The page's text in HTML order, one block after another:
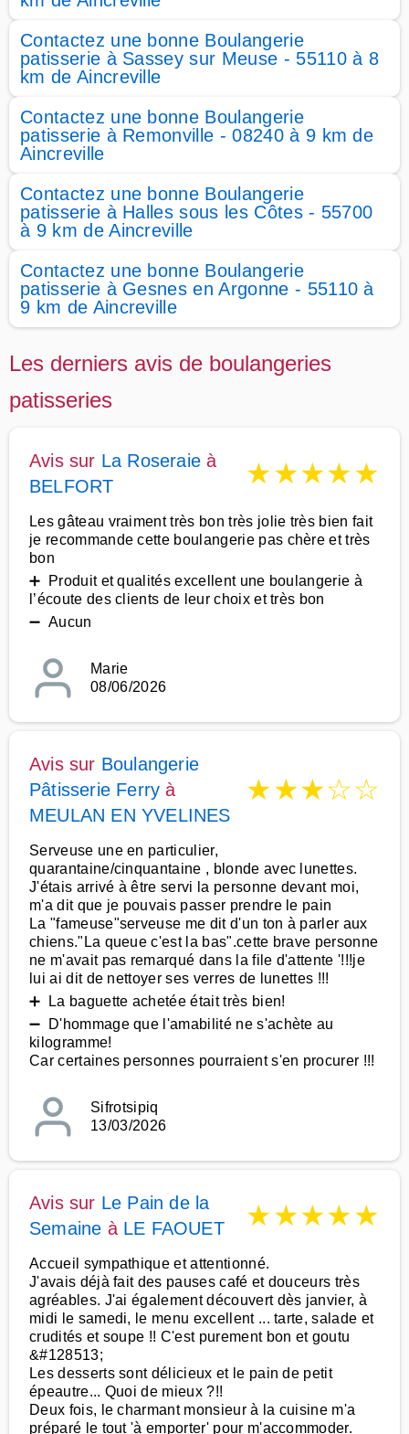
Contactez une bonne Boulangerie
patisserie à Sassey sur Meuse - 55110 à 8
km de Aincreville
Contactez une bonne Boulangerie
patisserie à Remonville - 08240 à 9 km de
Aincreville
Contactez une bonne Boulangerie
patisserie à Halles sous les Côtes - 55700
à 9 km de Aincreville
Contactez une bonne Boulangerie
patisserie à Gesnes en Argonne - 55110 à
9 km de Aincreville
Les derniers avis de boulangeries
patisseries
Avis sur La Roseraie à
BELFORT
★★★★★
Les gâteau vraiment très bon très jolie très bien fait
je recommande cette boulangerie pas chère et très
bon
➕ Produit et qualités excellent une boulangerie à
l’écoute des clients de leur choix et très bon
➖ Aucun
Marie
08/06/2026
Avis sur Boulangerie
Pâtisserie Ferry à
MEULAN EN YVELINES
★★★☆☆
Serveuse une en particulier,
quarantaine/cinquantaine , blonde avec lunettes.
J'étais arrivé à être servi la personne devant moi,
m'a dit que je pouvais passer prendre le pain
La "fameuse"serveuse me dit d'un ton à parler aux
chiens."La queue c'est la bas".cette brave personne
ne m'avait pas remarqué dans la file d'attente '!!!je
lui ai dit de nettoyer ses verres de lunettes !!!
➕ La baguette achetée était très bien!
➖ D'hommage que l'amabilité ne s'achète au
kilogramme!
Car certaines personnes pourraient s'en procurer !!!
Sifrotsipiq
13/03/2026
Avis sur Le Pain de la
Semaine à LE FAOUET ★★★★★
Accueil sympathique et attentionné.
J'avais déjà fait des pauses café et douceurs très
agréables. J'ai également découvert dès janvier, à
midi le samedi, le menu excellent ... tarte, salade et
crudités et soupe !! C'est purement bon et goutu
&#128513;
Les desserts sont délicieux et le pain de petit
épeautre... Quoi de mieux ?!!
Deux fois, le charmant monsieur à la cuisine m'a
préparé le tout 'à emporter' pour m'accommoder.